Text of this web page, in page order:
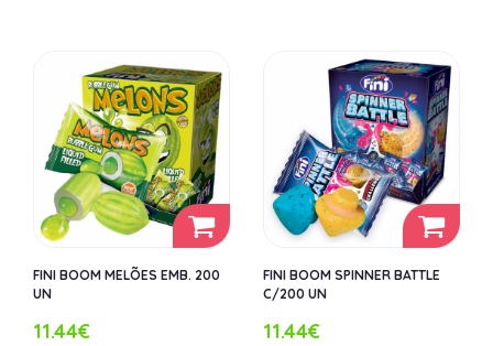
FINI BOOM MELÕES EMB. 200
UN
11.44€
FINI BOOM SPINNER BATTLE
C/200 UN
11.44€